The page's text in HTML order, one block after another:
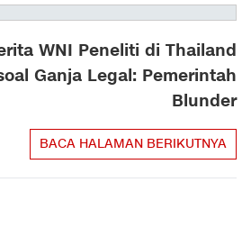
WNI Peneliti di Thailand
Ganja Legal: Pemerintah
Blunder
BACA HALAMAN BERIKUTNYA